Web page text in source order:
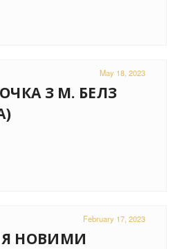
May 18, 2023
З М. БЕЛЗ
February 17, 2023
НОВИМИ